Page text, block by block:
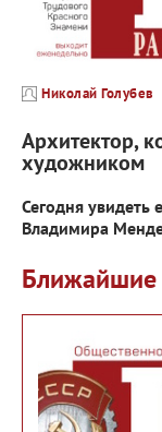
Николай Голубев
Архитектор,
художником
Сегодня
Владимира
Ближайшие